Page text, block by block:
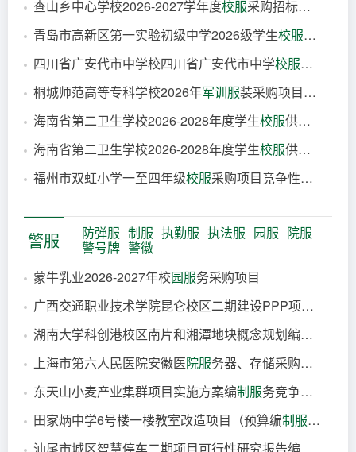
2小时前
查山乡中心学校2026-2027学年度校服采购招标公告
2小时前
青岛市高新区第一实验初级中学2026级学生校服选用结
4小时前
四川省广安代市中学校四川省广安代市中学校服采购项目
4小时前
桐城师范高等专科学校2026年军训服装采购项目（三次）竞争性谈判公告
5小时前
海南省第二卫生学校2026-2028年度学生校服供应商采购项目合同公告.
5小时前
海南省第二卫生学校2026-2028年度学生校服供应商采购项目-合同公告
5小时前
福州市双虹小学一至四年级校服采购项目竞争性磋商公告
6小时前
警服 防弹服 制服 执勤服 执法服 园服 院服
警号牌 警徽
蒙牛乳业2026-2027年校园服务采购项目
1小时前
广西交通职业技术学院昆仑校区二期建设PPP项目（第一批）—方案及法律意见书编
4小时前
湖南大学科创港校区南片和湘潭地块概念规划编
制服
4小时前
上海市第六人民医院安徽医院服务器、存储采购（二次）更正公告22026
5小时前
东天山小麦产业集群项目实施方案编制服务竞争性磋商公告
5小时前
田家炳中学6号楼一楼教室改造项目（预算编制服务）